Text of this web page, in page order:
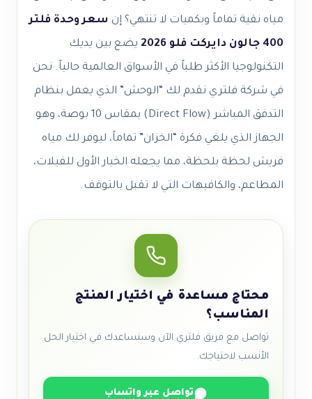
مياه نقية تماماً وبكميات لا تنتهي؟ إن سعر وحدة فلتر
400 جالون دايركت فلو 2026
يضع بين يديك
التكنولوجيا الأكثر طلباً في الأسواق العالمية حالياً. نحن
في شركة فلتري نقدم لك “الوحش” الذي يعمل بنظام
التدفق المباشر (Direct Flow) بمقاس 10 بوصة، وهو
الجهاز الذي يلغي فكرة “الخزان” تماماً، ليوفر لك مياه
فريش لحظة بلحظة، مما يجعله الخيار الأول للفيلات،
المطاعم، والكافيهات التي لا تقبل بالتوقف.
محتاج مساعدة في اختيار المنتج
المناسب؟
تواصل مع فريق فلتري الآن وسنساعدك في اختيار الحل
الأنسب لاحتياجك.
تواصل عبر واتساب